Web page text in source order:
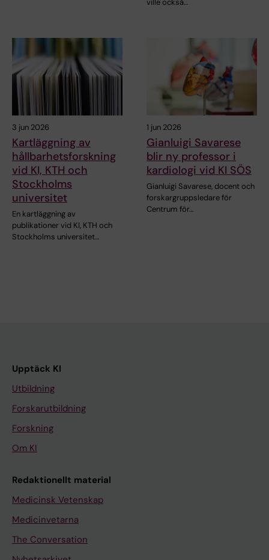
3 jun 2026
Kartläggning av
hållbarhetsforskning
vid KI, KTH och
Stockholms
universitet
En kartläggning av
publikationer vid KI, KTH och
Stockholms universitet…
1 jun 2026
Gianluigi Savarese
blir ny professor i
kardiologi vid KI SÖS
Gianluigi Savarese, docent och
forskargruppsledare för
Centrum för…
Upptäck KI
Utbildning
Forskarutbildning
Forskning
Om KI
Redaktionellt material
Medicinsk Vetenskap
Medicinvetarna
The Conversation